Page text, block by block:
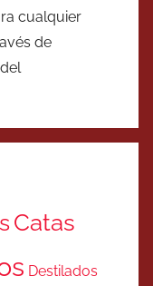
cualquier
de
Catas
Destilados